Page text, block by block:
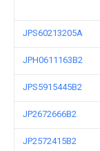
JPS60213205A
JPH0611163B2
JPS5915445B2
JP2672666B2
JP2572415B2